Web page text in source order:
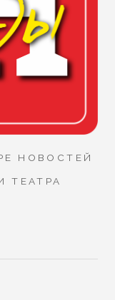
НОВОСТЕЙ
ТЕАТРА